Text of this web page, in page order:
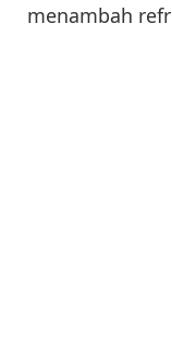
menambah